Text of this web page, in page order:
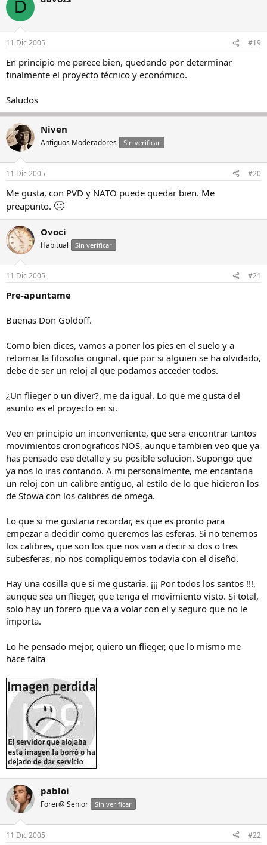
D
11 Dic 2005 #19
En principio me parece bien, quedando por determinar
finalmente el proyecto técnico y económico.
Saludos
Niven
Antiguos Moderadores Sin verificar
11 Dic 2005 #20
Me gusta, con PVD y NATO puede quedar bien. Me
preapunto. 🙂
Ovoci
Habitual Sin verificar
11 Dic 2005 #21
Pre-apuntame
Buenas Don Goldoff.
Como bien dices, vamos a poner los pies en el suelo y a
retomar la filosofia original, que por si alguien se ha olvidado,
debe de ser un reloj al que podamos acceder todos.
¿Un flieger o un diver?, me da igual. Lo que me gusta del
asunto es el proyecto en si.
Veo en principio un inconveniente, que sera encontrar tantos
movimientos cronograficos NOS, aunque tambien veo que ya
has pensado ese detalle y su posible solucion. Supongo que
ya nos lo iras contando. A mi personalmente, me encantaria
un reloj con un calibre antiguo, al estilo de lo que hicieron los
de Stowa con los calibres de omega.
Lo que si me gustaria recordar, es que es pronto para
empezar a decidir como queremos las esferas. Si no tenemos
los calibres, que son los que nos van a decir si dos o tres
subesferas, no nos compliquemos todavia con el diseño.
Hay una cosilla que si me gustaria. ¡¡¡ Por todos los santos !!!,
aunque sea un flieger, que tenga el movimiento visto. Si total,
solo hay un forero que va a volar con el y seguro que no le
importa.
Lo he pensado mejor, quiero un flieger, que lo mismo me
hace falta
pabloi
Forer@ Senior Sin verificar
11 Dic 2005 #22